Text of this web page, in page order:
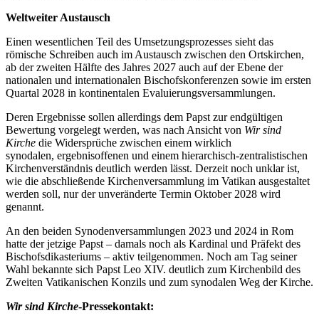
Weltweiter Austausch
Einen wesentlichen Teil des Umsetzungsprozesses sieht das
römische Schreiben auch im Austausch zwischen den Ortskirchen,
ab der zweiten Hälfte des Jahres 2027 auch auf der Ebene der
nationalen und internationalen Bischofskonferenzen sowie im ersten
Quartal 2028 in kontinentalen Evaluierungsversammlungen.
Deren Ergebnisse sollen allerdings dem Papst zur endgültigen
Bewertung vorgelegt werden, was nach Ansicht von Wir sind
Kirche die Widersprüche zwischen einem wirklich
synodalen, ergebnisoffenen und einem hierarchisch-zentralistischen
Kirchenverständnis deutlich werden lässt. Derzeit noch unklar ist,
wie die abschließende Kirchenversammlung im Vatikan ausgestaltet
werden soll, nur der unveränderte Termin Oktober 2028 wird
genannt.
An den beiden Synodenversammlungen 2023 und 2024 in Rom
hatte der jetzige Papst – damals noch als Kardinal und Präfekt des
Bischofsdikasteriums – aktiv teilgenommen. Noch am Tag seiner
Wahl bekannte sich Papst Leo XIV. deutlich zum Kirchenbild des
Zweiten Vatikanischen Konzils und zum synodalen Weg der Kirche.
Wir sind Kirche-Pressekontakt: